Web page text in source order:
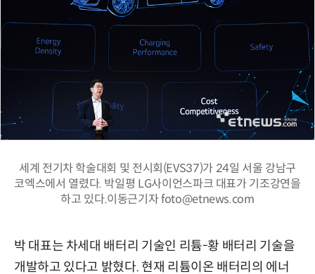
세계 전기차 학술대회 및 전시회(EVS37)가 24일 서울 강남구
코엑스에서 열렸다. 박일평 LG사이언스파크 대표가 기조강연을
하고 있다.이동근기자 foto@etnews.com
박 대표는 차세대 배터리 기술인 리튬-황 배터리 기술을
개발하고 있다고 밝혔다. 현재 리튬이온 배터리의 에너